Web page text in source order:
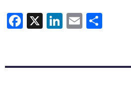
Facebook
X LinkedIn
Email